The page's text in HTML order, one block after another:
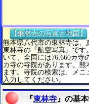
【東林寺の写真と地図】
熊本県八代市の東林寺は、
東林寺の『航空写真』です
いて、全国には76,660カ寺
カ寺の寺院があります。熊
ます。寺院の検索は、メ
入力してください。
『東林寺 』の基